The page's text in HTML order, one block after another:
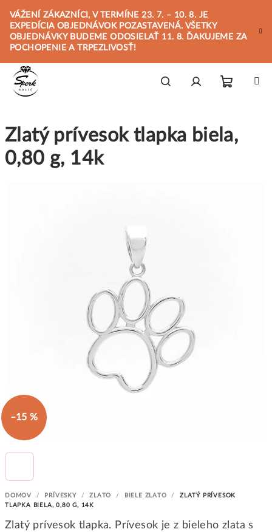
obsah
VÁŽENÍ ZÁKAZNÍCI, V TERMÍNE 23. 7. – 10. 8. JE
EXPEDÍCIA OBJEDNÁVOK POZASTAVENÁ. VŠETKY
OBJEDNÁVKY BUDEME ODOSIELAŤ 11. 8. ĎAKUJEME ZA
POCHOPENIE A TRPEZLIVOSŤ!
košík
DOMOV / PRÍVESKY / ZLATO / BIELE ZLATO /
ZLATÝ PRÍVESOK
TLAPKA BIELA, 0,80 G, 14K
Zlatý prívesok tlapka. Prívesok je z bieleho zlata s
Zlatý prívesok tlapka biela,
0,80 g, 14k
–15 %